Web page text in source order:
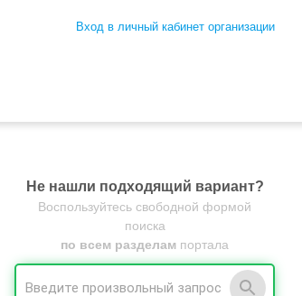
Вход в личный кабинет организации
Не нашли подходящий вариант?
Воспользуйтесь свободной формой
поиска
по всем разделам портала